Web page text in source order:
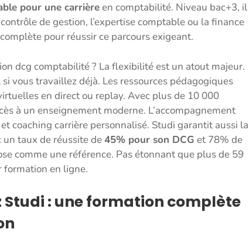
pour une carrièreen comptabilité. Niveau bac+3, il
de gestion, l’expertise comptable ou la finance
pour réussir ce parcours exigeant.
dcg comptabilité ? La flexibilité est un atout majeur.
vous travaillez déjà. Les ressources pédagogiques
en direct ou replay. Avec plus de 10 000
à un enseignement moderne. L’accompagnement
coaching carrière personnalisé. Studi garantit aussi la
taux de réussite de45% pour son DCG et 78% de
comme une référence. Pas étonnant que plus de 59
formation en ligne.
Studi : une formation complète